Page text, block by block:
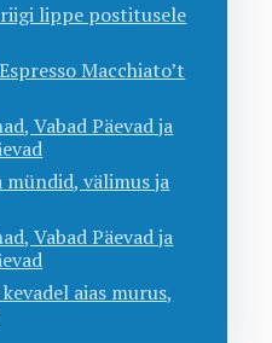
riigi lippe postitusele
Macchiato’t
Vabad Päevad ja
mündid, välimus ja
Vabad Päevad ja
aias murus,